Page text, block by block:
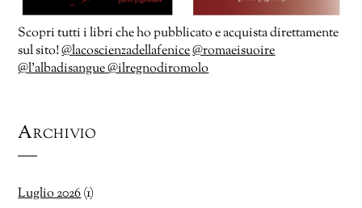
Scopri tutti i libri che ho pubblicato e acquista direttamente
sul sito!@lacoscienzadellafenice@romaeisuoire
@l’albadisangue@ilregnodiromolo
Archivio
Luglio 2026(1)